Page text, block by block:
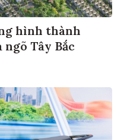
hình thành
Tây Bắc